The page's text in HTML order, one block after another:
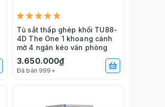
Tủ sắt thấp ghép khối TU88-
4D The One 1 khoang cánh
mở 4 ngăn kéo văn phòng
3.650.000₫
Đã bán 999+